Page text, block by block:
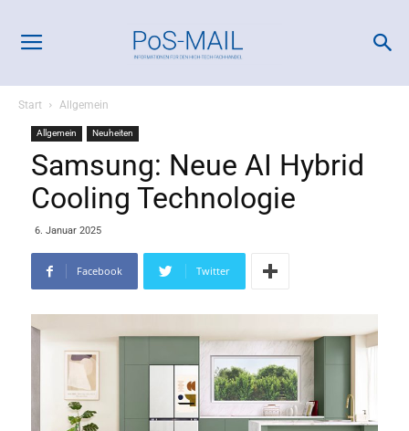
Start Allgemein
Allgemein Neuheiten
Samsung: Neue AI Hybrid
Cooling Technologie
6. Januar 2025
Facebook Twitter